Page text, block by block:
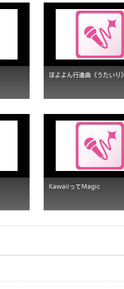
ぼよよん行進曲《うたいり》
KawaiiってMagic